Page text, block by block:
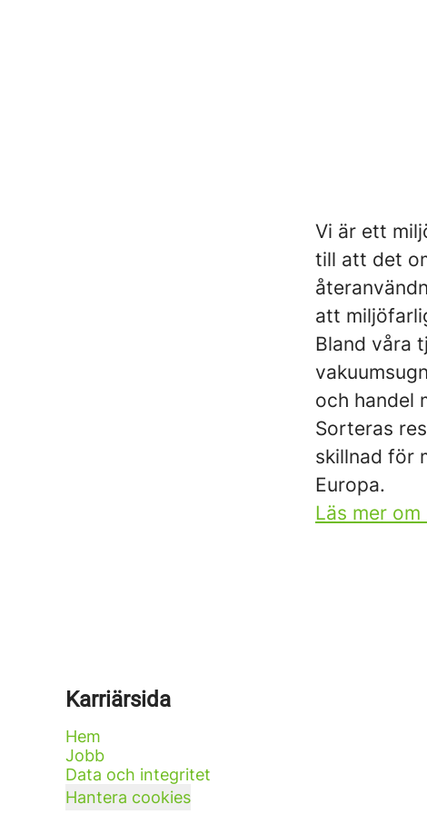
Vi är ett
till att det
att
Bland våra
och handel
Sorteras
skillnad för
Europa.
Läs mer om
Karriärsida
Hem
Jobb
Data och integritet
Hantera cookies